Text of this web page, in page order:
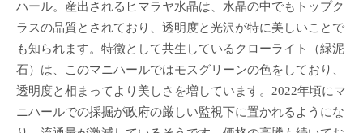
ハール。産出されるヒマラヤ水晶は、水晶の中でもトップク
ラスの品質とされており、透明度と光沢が特に美しいことで
も知られます。特徴として共生しているクローライト（緑泥
石）は、このマニハールではモスグリーンの色をしており、
透明度と相まってより美しさを増しています。2022年頃にマ
ニハールでの採掘が政府の厳しい監視下に置かれるようにな